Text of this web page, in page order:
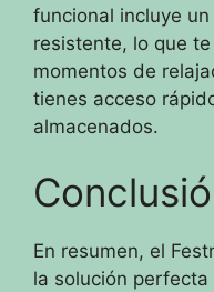
funcional incluye
resistente, lo que
momentos de
tienes acceso
almacenados.
En resumen, el
la solución